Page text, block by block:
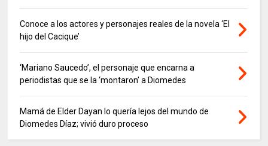
Conoce a los actores y personajes reales de la novela ‘El
hijo del Cacique’
‘Mariano Saucedo’, el personaje que encarna a
periodistas que se la ‘montaron’ a Diomedes
Mamá de Elder Dayan lo quería lejos del mundo de
Diomedes Díaz; vivió duro proceso